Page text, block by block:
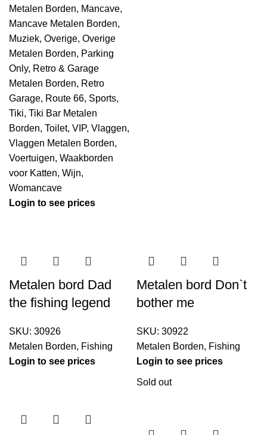
Metalen Borden, Mancave,
Mancave Metalen Borden,
Muziek, Overige, Overige
Metalen Borden, Parking
Only, Retro & Garage
Metalen Borden, Retro
Garage, Route 66, Sports,
Tiki, Tiki Bar Metalen
Borden, Toilet, VIP, Vlaggen,
Vlaggen Metalen Borden,
Voertuigen, Waakborden
voor Katten, Wijn,
Womancave
Login to see prices
Metalen bord Dad
the fishing legend
SKU: 30926
Metalen Borden, Fishing
Login to see prices
Metalen bord Don`t
bother me
SKU: 30922
Metalen Borden, Fishing
Login to see prices
Sold out